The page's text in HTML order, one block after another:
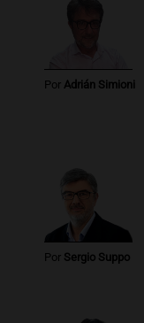
Por Adrián Simioni
Por Sergio Suppo